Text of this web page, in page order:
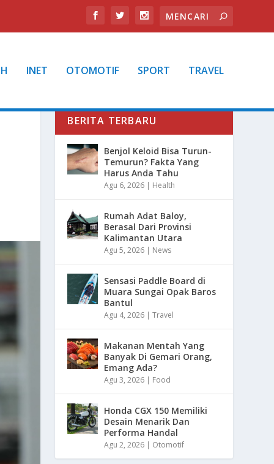
INET OTOMOTIF SPORT TRAVEL
BERITA TERBARU
Benjol Keloid Bisa Turun-
Temurun? Fakta Yang
Harus Anda Tahu
Agu 6, 2026 | Health
Rumah Adat Baloy,
Berasal Dari Provinsi
Kalimantan Utara
Agu 5, 2026 | News
Sensasi Paddle Board di
Muara Sungai Opak Baros
Bantul
Agu 4, 2026 |Travel
Makanan Mentah Yang
Banyak Di Gemari Orang,
Emang Ada?
Agu 3, 2026 | Food
Honda CGX 150 Memiliki
Desain Menarik Dan
Performa Handal
Agu 2, 2026 | Otomotif